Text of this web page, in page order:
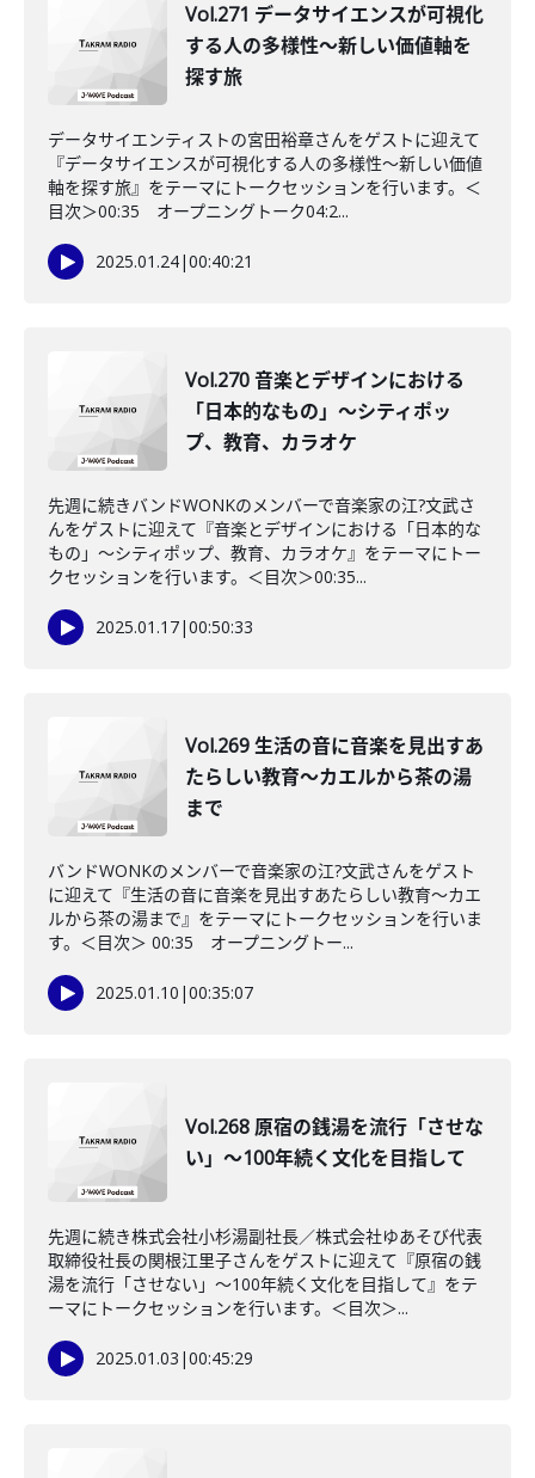
Vol.271 データサイエンスが可視化
する人の多様性〜新しい価値軸を
探す旅
データサイエンティストの宮田裕章さんをゲストに迎えて
『データサイエンスが可視化する人の多様性〜新しい価値
軸を探す旅』をテーマにトークセッションを行います。＜
目次＞00:35 オープニングトーク04:2...
2025.01.24|00:40:21
Vol.270 音楽とデザインにおける
「日本的なもの」～シティポッ
プ、教育、カラオケ
先週に続きバンドWONKのメンバーで音楽家の江?文武さ
んをゲストに迎えて『音楽とデザインにおける「日本的な
もの」～シティポップ、教育、カラオケ』をテーマにトー
クセッションを行います。＜目次＞00:35...
2025.01.17|00:50:33
Vol.269 生活の音に音楽を見出すあ
たらしい教育～カエルから茶の湯
まで
バンドWONKのメンバーで音楽家の江?文武さんをゲスト
に迎えて『生活の音に音楽を見出すあたらしい教育～カエ
ルから茶の湯まで』をテーマにトークセッションを行いま
す。＜目次＞ 00:35 オープニングトー...
2025.01.10 |00:35:07
Vol.268 原宿の銭湯を流行「させな
い」～100年続く文化を目指して
先週に続き株式会社小杉湯副社長／株式会社ゆあそび代表
取締役社長の関根江里子さんをゲストに迎えて『原宿の銭
湯を流行「させない」～100年続く文化を目指して』をテ
ーマにトークセッションを行います。＜目次＞...
2025.01.03 |00:45:29